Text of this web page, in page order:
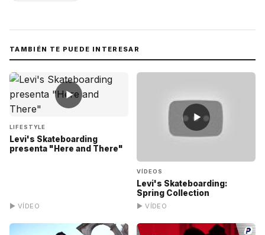
TAMBIÉN TE PUEDE INTERESAR
▶
LIFESTYLE
Levi's Skateboarding
presenta "Here and There"
▶ VÍDEO
▶
VÍDEOS
Levi's Skateboarding:
Spring Collection
▶ VÍDEO